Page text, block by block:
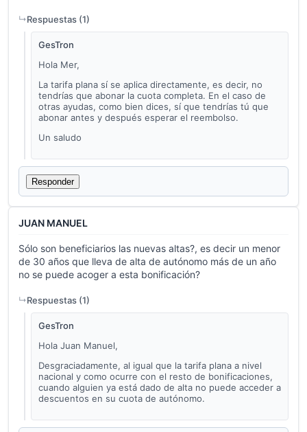
Respuestas (1)
GesTron
Hola Mer,
La tarifa plana sí se aplica directamente, es decir, no
tendrías que abonar la cuota completa. En el caso de
otras ayudas, como bien dices, sí que tendrías tú que
abonar antes y después esperar el reembolso.
Un saludo
Responder
JUAN MANUEL
Sólo son beneficiarios las nuevas altas?, es decir un menor
de 30 años que lleva de alta de autónomo más de un año
no se puede acoger a esta bonificación?
Respuestas (1)
GesTron
Hola Juan Manuel,
Desgraciadamente, al igual que la tarifa plana a nivel
nacional y como ocurre con el resto de bonificaciones,
cuando alguien ya está dado de alta no puede acceder a
descuentos en su cuota de autónomo.